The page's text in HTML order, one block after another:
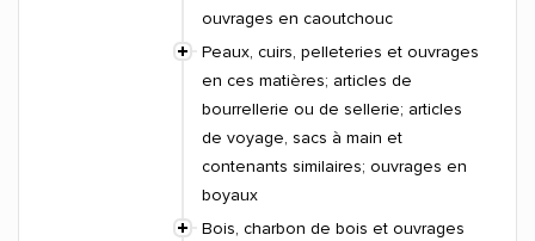
ouvrages en caoutchouc
Peaux, cuirs, pelleteries et ouvrages
en ces matières; articles de
bourrellerie ou de sellerie; articles
de voyage, sacs à main et
contenants similaires; ouvrages en
boyaux
Bois, charbon de bois et ouvrages